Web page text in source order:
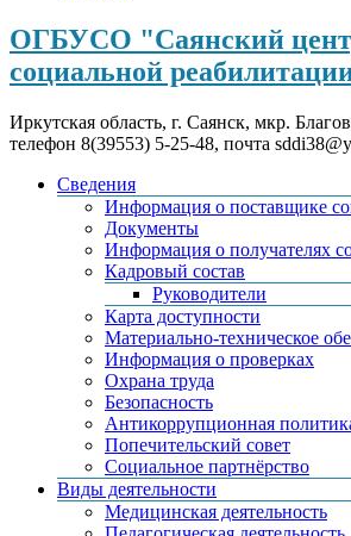
ОГБУСО "Саянский
социальной
Иркутская область, г. Саянск, мкр.
телефон 8(39553) 5-25-48, почта
Сведения
Информация о поставщике
Документы
Информация о получателях
Кадровый состав
Руководители
Карта доступности
Материально-техническое
Информация о проверках
Охрана труда
Безопасность
Антикоррупционная
Попечительский совет
Социальное партнёрство
Виды деятельности
Медицинская деятельность